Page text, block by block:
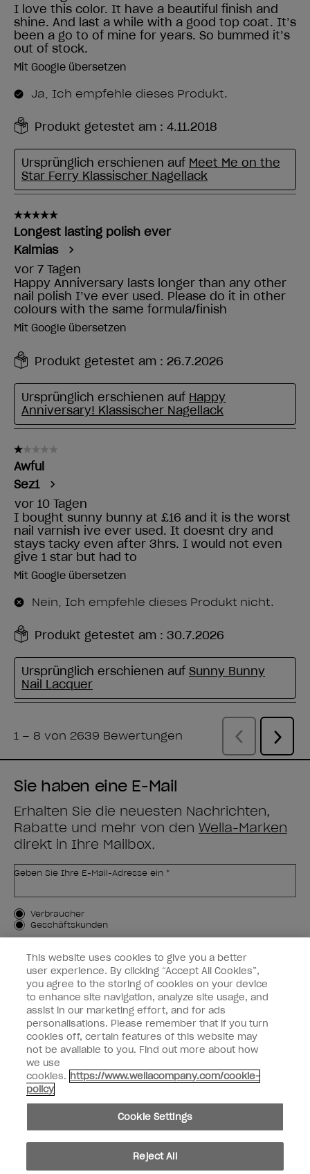
Sie haben eine E-Mail
Erhalten Sie die neuesten Nachrichten,
Rabatte und mehr von den Wella-Marken
direkt in Ihre Mailbox.
Geben Sie Ihre E-Mail-Adresse ein *
Kundenart
Verbraucher
Geschäftskunden
MICH ANMELDEN
Kundeninformationen
OPI & Sie
instagramfacebook
Copyright 2026, Wella Operations US LLC. Alle Rechte vorbehalten.
This website uses cookies to give you a better
user experience. By clicking “Accept All Cookies”,
you agree to the storing of cookies on your device
to enhance site navigation, analyze site usage, and
assist in our marketing effort, and for ads
personalisations. Please remember that if you turn
cookies off, certain features of this website may
not be available to you. Find out more about how
we use
cookies. https://www.wellacompany.com/cookie-
policy
Cookie Settings
Reject All